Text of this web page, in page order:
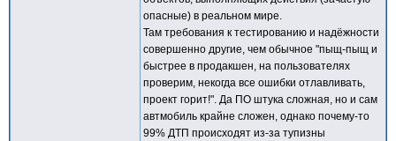
опасные) в реальном мире.
Там требования к тестированию и надёжности
совершенно другие, чем обычное "пыщ-пыщ и
быстрее в продакшен, на пользователях
проверим, некогда все ошибки отлавливать,
проект горит!". Да ПО штука сложная, но и сам
автмобиль крайне сложен, однако почему-то
99% ДТП происходят из-за тупизны